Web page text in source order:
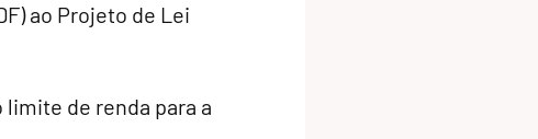
ao Projeto de Lei
de renda para a